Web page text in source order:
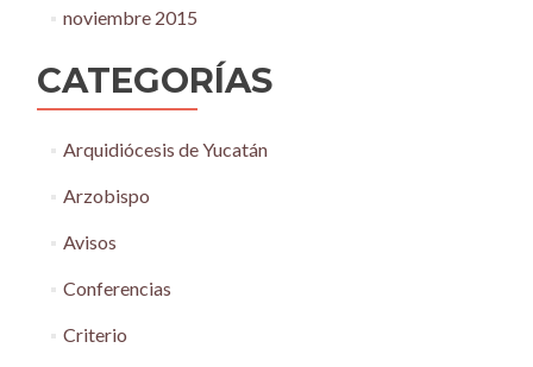
noviembre 2015
CATEGORÍAS
Arquidiócesis de Yucatán
Arzobispo
Avisos
Conferencias
Criterio